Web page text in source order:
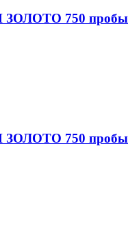
ЗОЛОТО 750 пробы
ЗОЛОТО 750 пробы